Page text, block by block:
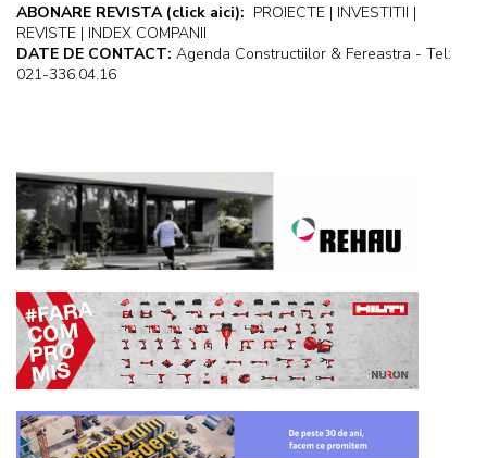
ABONARE REVISTA (click aici): PROIECTE | INVESTITII |
REVISTE | INDEX COMPANII
DATE DE CONTACT: Agenda Constructiilor & Fereastra - Tel:
021-336.04.16